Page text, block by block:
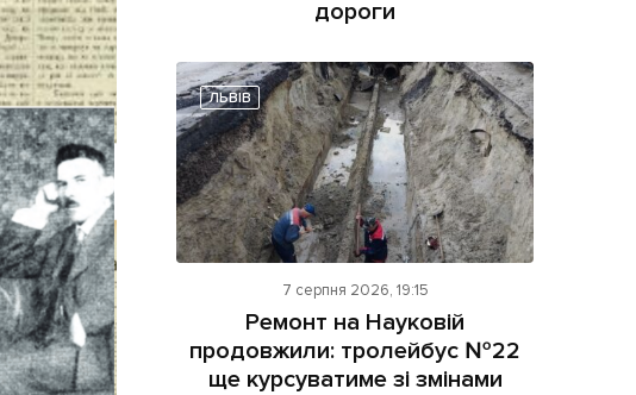
Реклама на сайті
дороги
ЛЬВІВ
7 серпня 2026, 19:15
Ремонт на Науковій
продовжили: тролейбус №22
ще курсуватиме зі змінами